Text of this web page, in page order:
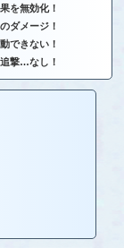
を無効化！
ダメージ！
できない！
追撃…なし！